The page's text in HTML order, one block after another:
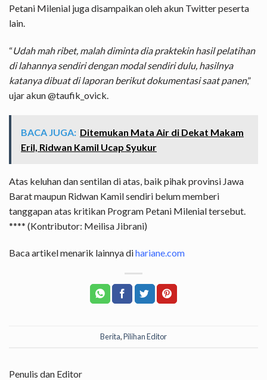
Petani Milenial juga disampaikan oleh akun Twitter peserta
lain.
“Udah mah ribet, malah diminta dia praktekin hasil pelatihan
di lahannya sendiri dengan modal sendiri dulu, hasilnya
katanya dibuat di laporan berikut dokumentasi saat panen,”
ujar akun @taufik_ovick.
BACA JUGA: Ditemukan Mata Air di Dekat Makam
Eril, Ridwan Kamil Ucap Syukur
Atas keluhan dan sentilan di atas, baik pihak provinsi Jawa
Barat maupun Ridwan Kamil sendiri belum memberi
tanggapan atas kritikan Program Petani Milenial tersebut.
**** (Kontributor: Meilisa Jibrani)
Baca artikel menarik lainnya dihariane.com
Berita,Pilihan Editor
Penulis dan Editor